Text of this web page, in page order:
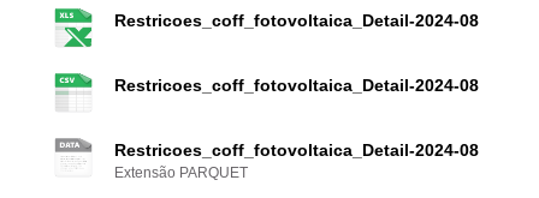
Restricoes_coff_fotovoltaica_Detail-2024-08
Restricoes_coff_fotovoltaica_Detail-2024-08
Restricoes_coff_fotovoltaica_Detail-2024-08
Extensão PARQUET